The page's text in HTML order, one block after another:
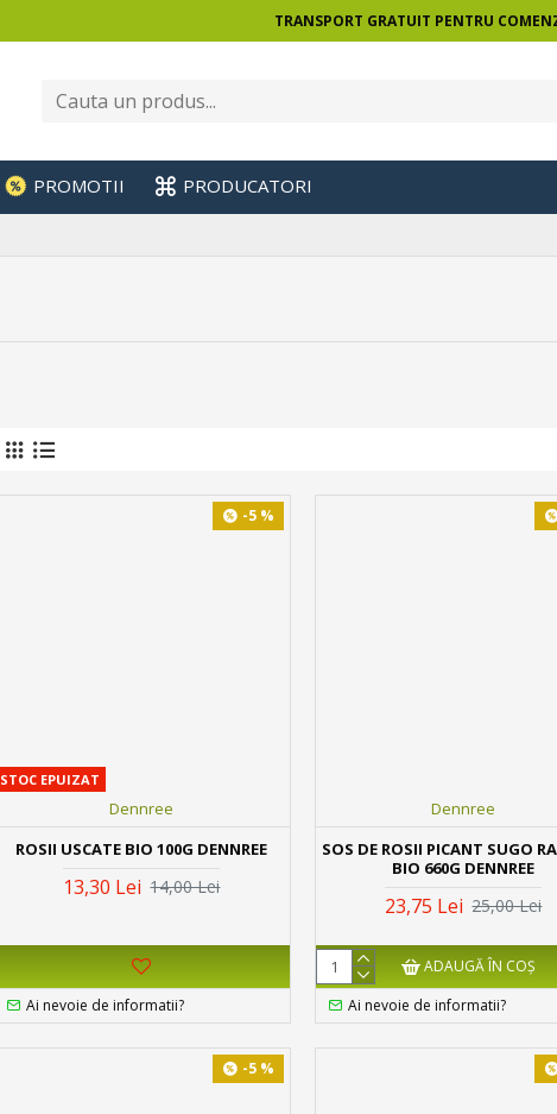
TRANSPORT GRATUIT PENTRU
PROMOTII PRODUCATORI
-5 %
STOC EPUIZAT
Dennree
ROSII USCATE BIO 100G DENNREE
13,30 Lei 14,00 Lei
Ai nevoie de informatii?
Dennree
SOS DE ROSII PICANT SUGO
BIO 660G DENNREE
23,75 Lei 25,00 Lei
ADAUGĂ ÎN COŞ
Ai nevoie de informatii?
-5 %